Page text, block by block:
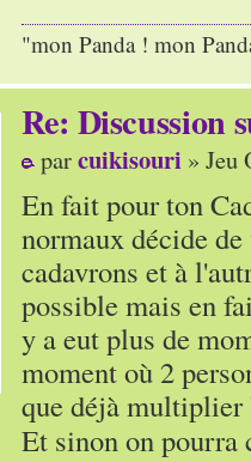
"mon Panda ! mon
Re: Discussion
parcuikisouri » Jeu
En fait pour ton
normaux décide
cadavrons et à
possible mais en
y a eut plus de
moment où 2
que déjà multiplier
Et sinon on pourra